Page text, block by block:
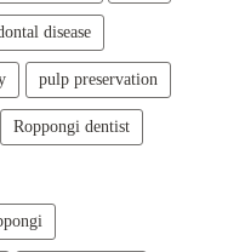
disease
pulp preservation
Roppongi dentist